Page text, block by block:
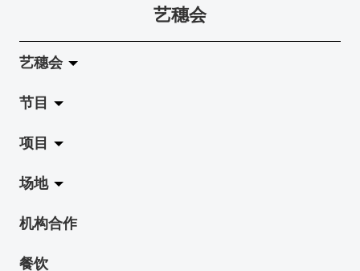
艺穗会
艺穗会
关于艺穗会
艺穗会的演化
使命与宗旨
艺穗会架构
档案库
节目
拉阔
展览
演出
活动
项目
Jazz-Go-Central, Jazz-Go-Fringe
LPL
2015-16 艺术场地资助计划
场地
陈丽玲划廊
奶库
机构合作
餐饮